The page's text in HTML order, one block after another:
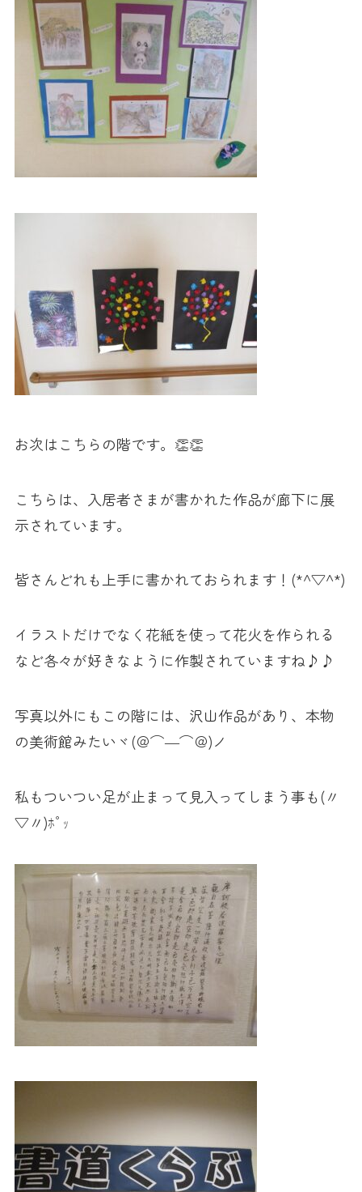
お次はこちらの階です。👏👏
こちらは、入居者さまが書かれた作品が廊下に展
示されています。
皆さんどれも上手に書かれておられます！(*^▽^*)
イラストだけでなく花紙を使って花火を作られる
など各々が好きなように作製されていますね♪♪
写真以外にもこの階には、沢山作品があり、本物
の美術館みたいヾ(＠⌒―⌒＠)ノ
私もついつい足が止まって見入ってしまう事も(〃
▽〃)ﾎﾟｯ